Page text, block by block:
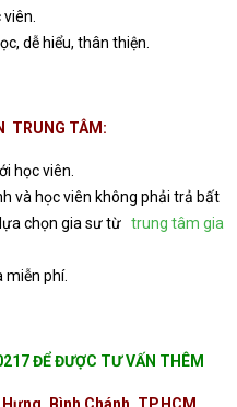
dễ hiểu, thân thiện.
TRUNG TÂM :
học viên.
và học viên không phải trả bất
chọn gia sư từ trung tâm gia
miễn phí.
ĐỂ ĐƯỢC TƯ VẤN THÊM